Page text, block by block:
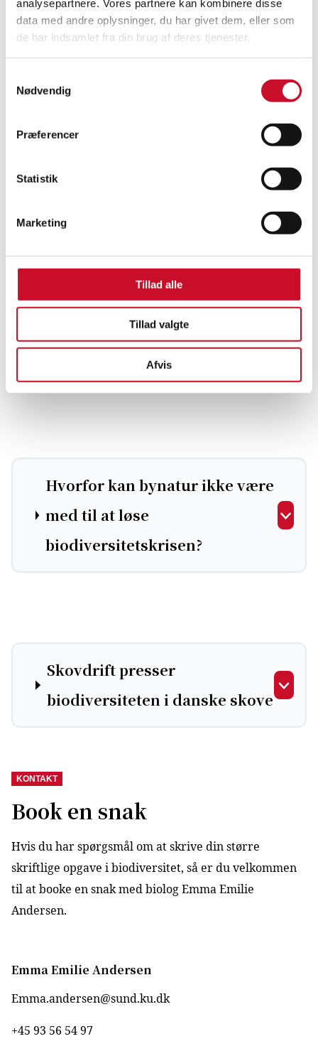
analysepartnere. Vores partnere kan kombinere disse
data med andre oplysninger, du har givet dem, eller som
de har indsamlet fra din brug af deres tjenester.
Nødvendig
Præferencer
Statistik
Marketing
Tillad alle
Tillad valgte
Afvis
kolonialisme udryddelsen af
arter?
Hvilken samfundsmæssig
betydning har
biodiversitetskrisen?
Hvorfor kan bynatur ikke være
med til at løse
biodiversitetskrisen?
Skovdrift presser
biodiversiteten i danske skove
KONTAKT
Book en snak
Hvis du har spørgsmål om at skrive din større
skriftlige opgave i biodiversitet, så er du velkommen
til at booke en snak med biolog Emma Emilie
Andersen.
Emma Emilie Andersen
Emma.andersen@sund.ku.dk
+45 93 56 54 97